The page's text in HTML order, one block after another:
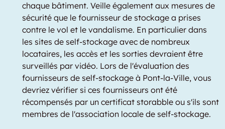
chaque bâtiment. Veille également aux mesures de
sécurité que le fournisseur de stockage a prises
contre le vol et le vandalisme. En particulier dans
les sites de self-stockage avec de nombreux
locataires, les accès et les sorties devraient être
surveillés par vidéo. Lors de l'évaluation des
fournisseurs de self-stockage à Pont-la-Ville, vous
devriez vérifier si ces fournisseurs ont été
récompensés par un certificat storabble ou s'ils sont
membres de l'association locale de self-stockage.